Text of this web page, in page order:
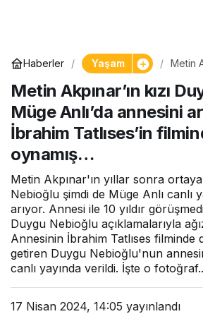
Haberler Yaşam
Metin
Metin Akpınar’ın kızı
Müge Anlı’da annesini
İbrahim Tatlıses’in
oynamış…
Metin Akpınar'ın yıllar sonra ortaya
Nebioğlu şimdi de Müge Anlı canlı
arıyor. Annesi ile 10 yıldır
Duygu Nebioğlu açıklamalarıyla
Annesinin İbrahim Tatlıses filminde
getiren Duygu Nebioğlu'nun
canlı yayında verildi. İşte o
17 Nisan 2024, 14:05 yayınlandı